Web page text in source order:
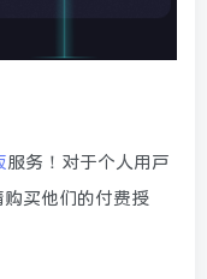
服务！对于个人用户
买他们的付费授